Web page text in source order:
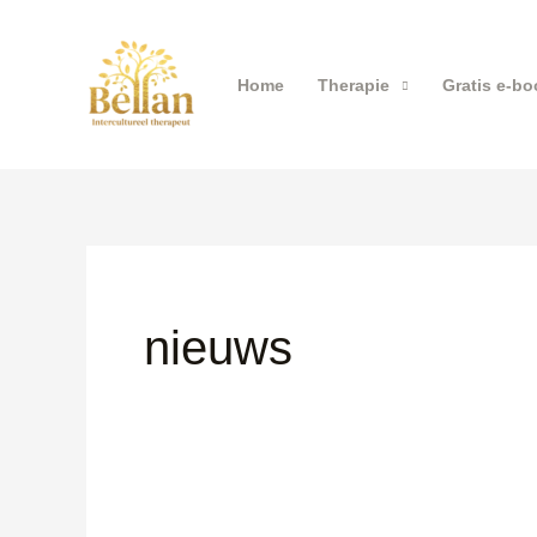
Home Therapie Gratis e-
nieuws